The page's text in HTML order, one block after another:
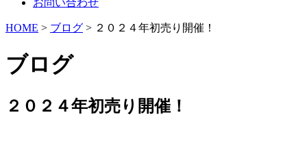
HOME > ブログ > ２０２４年初売り開催！
ブログ
２０２４年初売り開催！